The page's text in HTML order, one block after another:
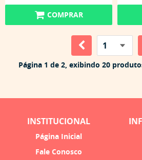
COMPRAR
Página 1 de 2, exibindo 20
INSTITUCIONAL
Página Inicial
Fale Conosco